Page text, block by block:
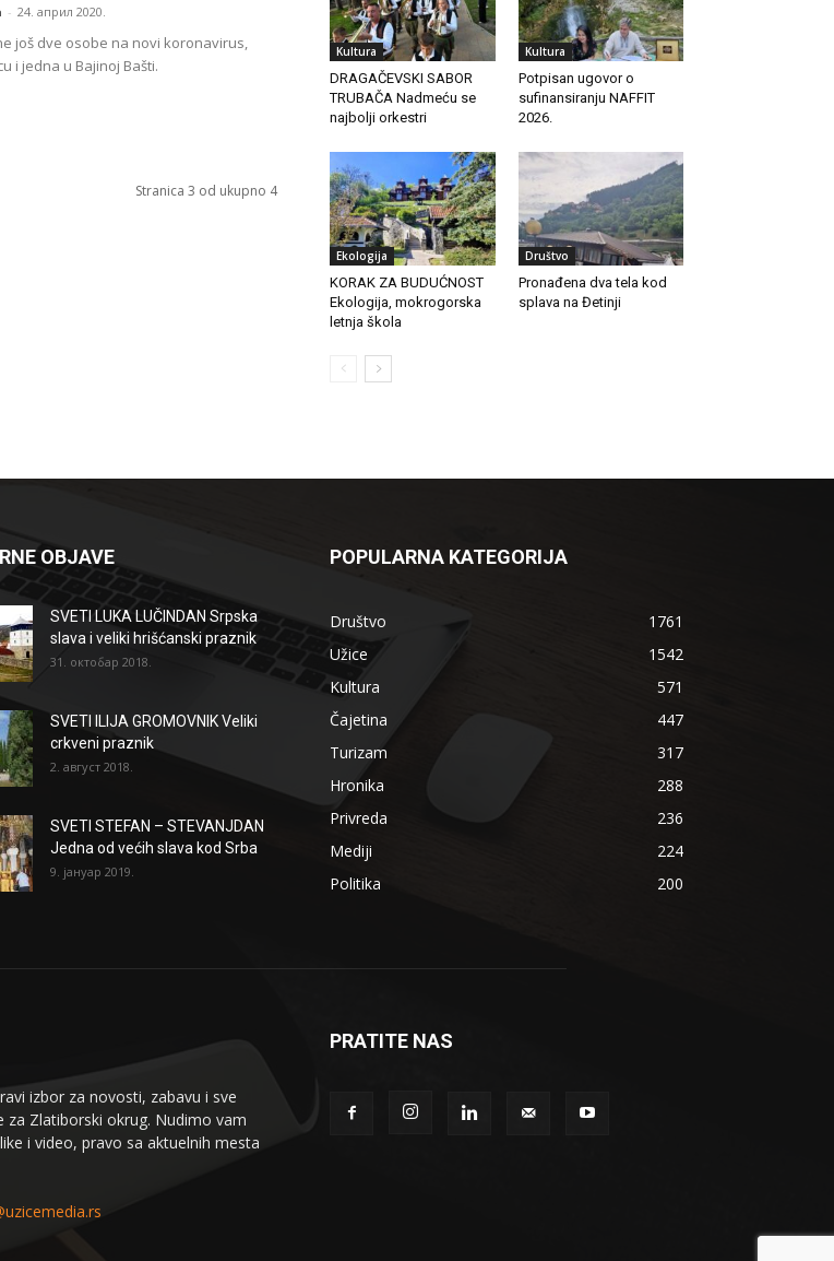
- 24. април 2020.
još dve osobe na novi koronavirus,
i jedna u Bajinoj Bašti.
Stranica 3 od ukupno 4
Kultura
DRAGAČEVSKI SABOR
TRUBAČA Nadmeću se
najbolji orkestri
Kultura
Potpisan ugovor o
sufinansiranju NAFFIT
2026.
Ekologija
KORAK ZA BUDUĆNOST
Ekologija, mokrogorska
letnja škola
Društvo
Pronađena dva tela kod
splava na Đetinji
OBJAVE
SVETI LUKA LUČINDAN Srpska
slava i veliki hrišćanski praznik
31. октобар 2018.
SVETI ILIJA GROMOVNIK Veliki
crkveni praznik
2. август 2018.
SVETI STEFAN – STEVANJDAN
Jedna od većih slava kod Srba
9. јануар 2019.
POPULARNA KATEGORIJA
Društvo
1761
Užice
1542
Kultura
571
Čajetina
447
Turizam
317
Hronika
288
Privreda
236
Mediji
224
Politika
200
izbor za novosti, zabavu i sve
Zlatiborski okrug. Nudimo vam
i video, pravo sa aktuelnih mesta
PRATITE NAS